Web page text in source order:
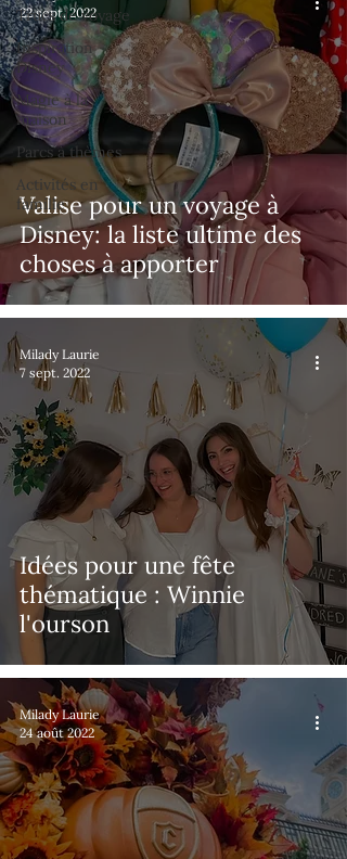
Trucs de voyage
Inspiration
Disney
Magie à la
maison
Parcs à thèmes
Activités en
famille
Valise pour un voyage à
Disney: la liste ultime des
choses à apporter
22 sept. 2022
Idées pour une fête
thématique : Winnie
l'ourson
Milady Laurie
7 sept. 2022
Milady Laurie
24 août 2022